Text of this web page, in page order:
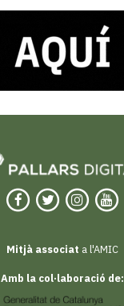
Mitjà associat a l'AMIC
Amb la col·laboració de: